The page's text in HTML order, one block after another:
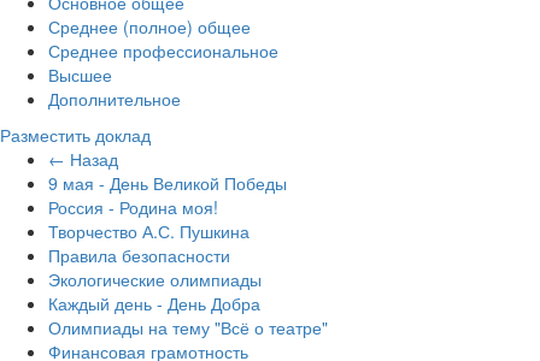
Среднее (полное) общее
Среднее профессиональное
Высшее
Дополнительное
Разместить доклад
← Назад
9 мая - День Великой Победы
Россия - Родина моя!
Творчество А.С. Пушкина
Правила безопасности
Экологические олимпиады
Каждый день - День Добра
Олимпиады на тему "Всё о театре"
Финансовая грамотность